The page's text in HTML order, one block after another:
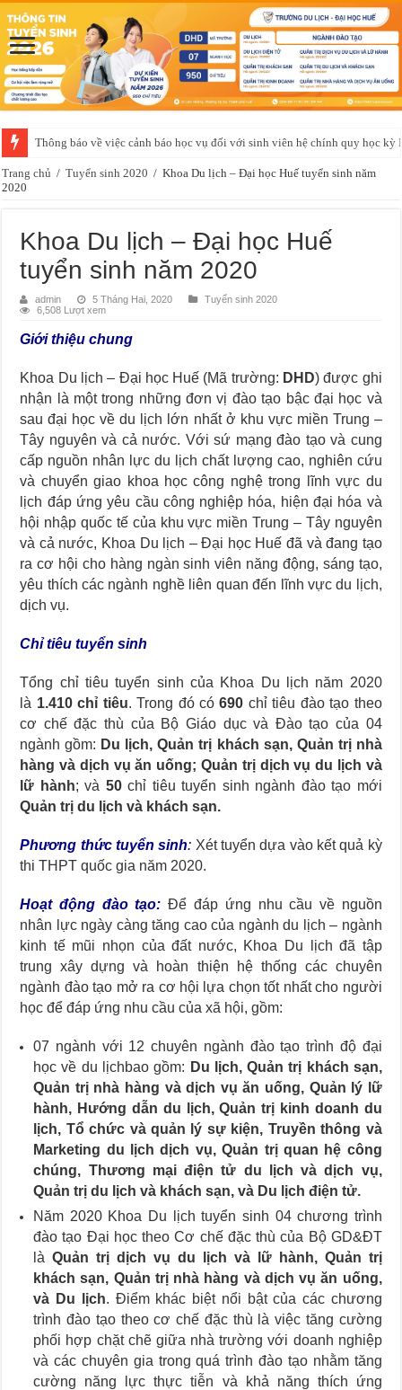
Thông báo về việc cảnh báo học vụ đối với sinh viên hệ chính quy học kỳ
Trang chủ / Tuyển sinh 2020 / Khoa Du lịch – Đại học Huế tuyển sinh năm
2020
Khoa Du lịch – Đại học Huế
tuyển sinh năm 2020
admin 5 Tháng Hai, 2020
Tuyển sinh 2020
6,508 Lượt xem
Giới thiệu chung
Khoa Du lịch – Đại học Huế (Mã trường: DHD) được ghi
nhận là một trong những đơn vị đào tạo bậc đại học và
sau đại học về du lịch lớn nhất ở khu vực miền Trung –
Tây nguyên và cả nước. Với sứ mạng đào tạo và cung
cấp nguồn nhân lực du lịch chất lượng cao, nghiên cứu
và chuyển giao khoa học công nghệ trong lĩnh vực du
lịch đáp ứng yêu cầu công nghiệp hóa, hiện đại hóa và
hội nhập quốc tế của khu vực miền Trung – Tây nguyên
và cả nước, Khoa Du lịch – Đại học Huế đã và đang tạo
ra cơ hội cho hàng ngàn sinh viên năng động, sáng tạo,
yêu thích các ngành nghề liên quan đến lĩnh vực du lịch,
dịch vụ.
Chỉ tiêu tuyển sinh
Tổng chỉ tiêu tuyển sinh của Khoa Du lịch năm 2020
là 1.410 chỉ tiêu. Trong đó có690 chỉ tiêu đào tạo theo
cơ chế đặc thù của Bộ Giáo dục và Đào tạo của 04
ngành gồm: Du lịch, Quản trị khách sạn, Quản trị nhà
hàng và dịch vụ ăn uống; Quản trị dịch vụ du lịch và
lữ hành; và 50chỉ tiêu tuyển sinh ngành đào tạo mới
Quản trị du lịch và khách sạn.
Phương thức tuyển sinh: Xét tuyển dựa vào kết quả kỳ
thi THPT quốc gia năm 2020.
Hoạt động đào tạo:Để đáp ứng nhu cầu về nguồn
nhân lực ngày càng tăng cao của ngành du lịch – ngành
kinh tế mũi nhọn của đất nước, Khoa Du lịch đã tập
trung xây dựng và hoàn thiện hệ thống các chuyên
ngành đào tạo mở ra cơ hội lựa chọn tốt nhất cho người
học để đáp ứng nhu cầu của xã hội, gồm:
07 ngành với 12 chuyên ngành đào tạo trình độ đại
học về du lịchbao gồm: Du lịch, Quản trị khách sạn,
Quản trị nhà hàng và dịch vụ ăn uống, Quản lý lữ
hành, Hướng dẫn du lịch, Quản trị kinh doanh du
lịch, Tổ chức và quản lý sự kiện, Truyền thông và
Marketing du lịch dịch vụ, Quản trị quan hệ công
chúng, Thương mại điện tử du lịch và dịch vụ,
Quản trị du lịch và khách sạn, và Du lịch điện tử.
Năm 2020 Khoa Du lịch tuyển sinh 04 chương trình
đào tạo Đại học theo Cơ chế đặc thù của Bộ GD&ĐT
là Quản trị dịch vụ du lịch và lữ hành, Quản trị
khách sạn, Quản trị nhà hàng và dịch vụ ăn uống,
và Du lịch. Điểm khác biệt nổi bật của các chương
trình đào tạo theo cơ chế đặc thù là việc tăng cường
phối hợp chặt chẽ giữa nhà trường với doanh nghiệp
và các chuyên gia trong quá trình đào tạo nhằm tăng
cường năng lực thực tiễn và khả năng thích ứng